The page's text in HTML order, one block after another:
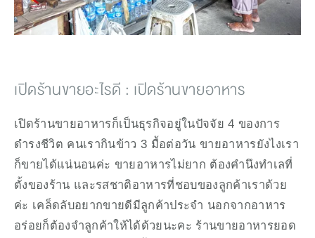
เปิดร้านขายอะไรดี : เปิดร้านขายอาหาร
เปิดร้านขายอาหารก็เป็นธุรกิจอยู่ในปัจจัย 4 ของการ
ดำรงชีวิต คนเรากินข้าว 3 มื้อต่อวัน ขายอาหารยังไงเรา
ก็ขายได้แน่นอนค่ะ ขายอาหารไม่ยาก ต้องคำนึงทำเลที่
ตั้งของร้าน และรสชาติอาหารที่ชอบของลูกค้าเราด้วย
ค่ะ เคล็ดลับอยากขายดีมีลูกค้าประจำ นอกจากอาหาร
อร่อยก็ต้องจำลูกค้าให้ได้ด้วยนะคะ ร้านขายอาหารยอด